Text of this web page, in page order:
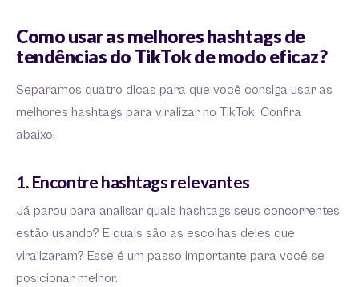
Como usar as melhores hashtags de
tendências do TikTok de modo eficaz?
Separamos quatro dicas para que você consiga usar as
melhores hashtags para viralizar no TikTok. Confira
abaixo!
1. Encontre hashtags relevantes
Já parou para analisar quais hashtags seus concorrentes
estão usando? E quais são as escolhas deles que
viralizaram? Esse é um passo importante para você se
posicionar melhor.